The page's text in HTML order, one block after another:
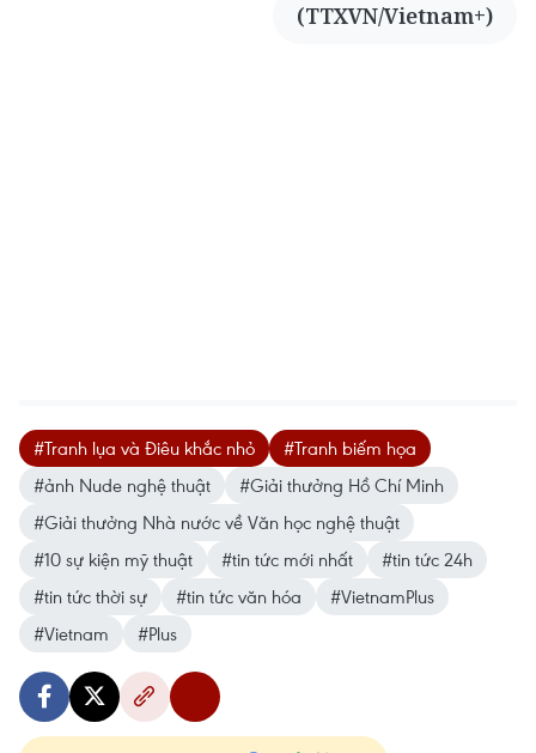
(TTXVN/Vietnam+)
#Tranh lụa và Điêu khắc nhỏ
#Tranh biếm họa
#ảnh Nude nghệ thuật
#Giải thưởng Hồ Chí Minh
#Giải thưởng Nhà nước về Văn học nghệ thuật
#10 sự kiện mỹ thuật
#tin tức mới nhất
#tin tức 24h
#tin tức thời sự
#tin tức văn hóa
#VietnamPlus
#Vietnam
#Plus